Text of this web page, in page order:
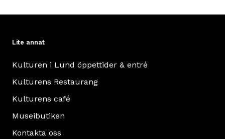
Lite annat
Kulturen i Lund öppettider & entré
Kulturens Restaurang
Kulturens café
Museibutiken
Kontakta oss